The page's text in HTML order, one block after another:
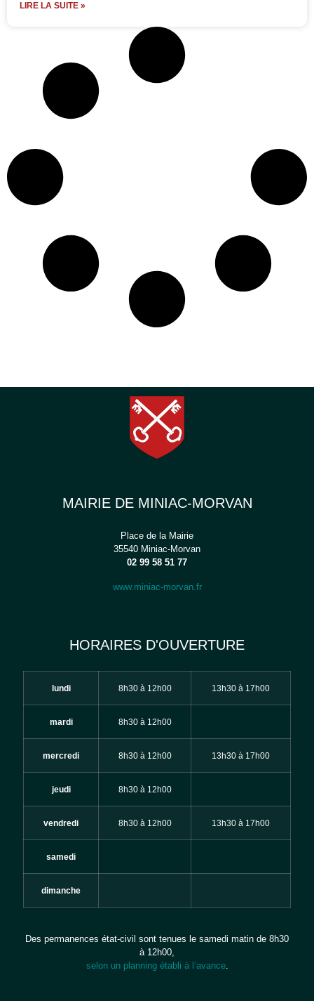
LIRE LA SUITE »
MAIRIE DE MINIAC-MORVAN
Place de la Mairie
35540 Miniac-Morvan
02 99 58 51 77
www.miniac-morvan.fr
HORAIRES D'OUVERTURE
lundi 8h30 à 12h00 13h30 à 17h00
mardi 8h30 à 12h00
mercredi 8h30 à 12h00 13h30 à 17h00
jeudi 8h30 à 12h00
vendredi 8h30 à 12h00 13h30 à 17h00
samedi
dimanche
Des permanences état-civil sont tenues le samedi matin de 8h30
à 12h00,
selon un planning établi à l’avance.